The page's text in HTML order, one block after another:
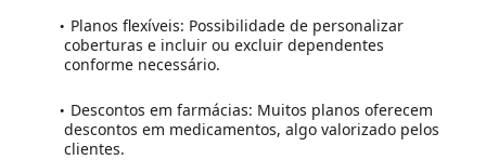
Planos flexíveis: Possibilidade de personalizar
coberturas e incluir ou excluir dependentes
conforme necessário.
Descontos em farmácias: Muitos planos oferecem
descontos em medicamentos, algo valorizado pelos
clientes.